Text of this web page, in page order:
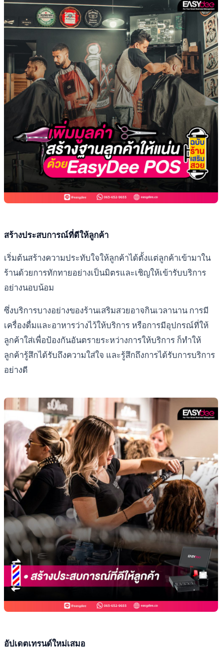
สร้างประสบการณ์ที่ดีให้ลูกค้า
เริ่มต้นสร้างความประทับใจให้ลูกค้าได้ตั้งแต่ลูกค้าเข้ามาใน
ร้านด้วยการทักทายอย่างเป็นมิตรและเชิญให้เข้ารับบริการ
อย่างนอบน้อม
ซึ่งบริการบางอย่างของร้านเสริมสวยอาจกินเวลานาน การมี
เครื่องดื่มและอาหารว่างไว้ให้บริการ หรือการมีอุปกรณ์ที่ให้
ลูกค้าใส่เพื่อป้องกันอันตรายระหว่างการให้บริการ ก็ทำให้
ลูกค้ารู้สึกได้รับถึงความใส่ใจ และรู้สึกถึงการได้รับการบริการ
อย่างดี
อัปเดตเทรนด์ใหม่เสมอ